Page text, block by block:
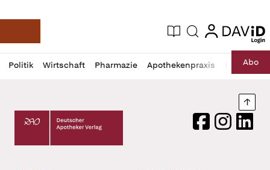
Deutsche Apotheker Zeitung
Aktuelle Ausgabe
Suche login
login
Politik Wirtschaft Pharmazie Apothekenpraxis RechtAbo
Profil
öffnen
Daz
Pur
Deutscher Apotheker Verlag Logo
FacebookInstagram